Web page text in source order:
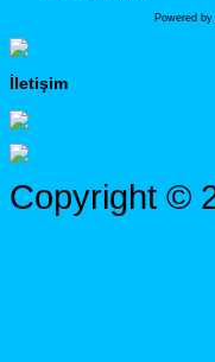
Powered by
İletişim
Copyright ©